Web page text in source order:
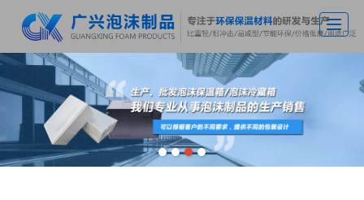
首页
关于广兴
主营产品
车间实拍